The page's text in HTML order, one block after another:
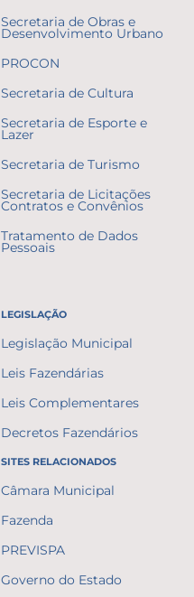
Secretaria de Obras e
Desenvolvimento Urbano
PROCON
Secretaria de Cultura
Secretaria de Esporte e
Lazer
Secretaria de Turismo
Secretaria de Licitações
Contratos e Convênios
Tratamento de Dados
Pessoais
LEGISLAÇÃO
Legislação Municipal
Leis Fazendárias
Leis Complementares
Decretos Fazendários
SITES RELACIONADOS
Câmara Municipal
Fazenda
PREVISPA
Governo do Estado